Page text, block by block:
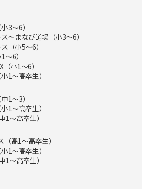
3～6）
～まなび道場（小3～6）
（小5～6）
～6）
小1～6）
1～高卒生）
1～3）
1～高卒生）
1～高卒生）
高1～高卒生）
1～高卒生）
1～高卒生）